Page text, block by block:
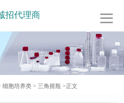
招代理商
细胞培养类 >三角摇瓶 >正文